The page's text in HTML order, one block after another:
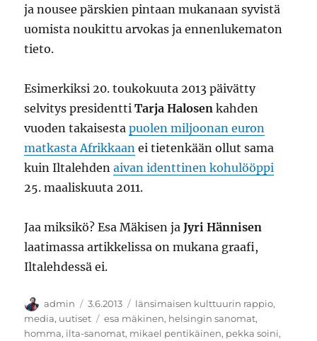
ja nousee pärskien pintaan mukanaan syvistä
uomista noukittu arvokas ja ennenlukematon
tieto.
Esimerkiksi 20. toukokuuta 2013 päivätty
selvitys presidenttiTarja Halosen kahden
vuoden takaisestapuolen miljoonan euron
matkasta Afrikkaan ei tietenkään ollut sama
kuin Iltalehdenaivan identtinen kohulööppi
25. maaliskuuta 2011.
Jaa miksikö? Esa Mäkisen jaJyri Hännisen
laatimassa artikkelissa on mukana graafi,
Iltalehdessä ei.
Kirjoittaja
admin Julkaistu
3.6.2013 Kategoriat
länsimaisen kulttuurin rappio,
media, uutiset Avainsanat
esa mäkinen, helsingin sanomat,
homma, ilta-sanomat, mikael pentikäinen, pekka soini,